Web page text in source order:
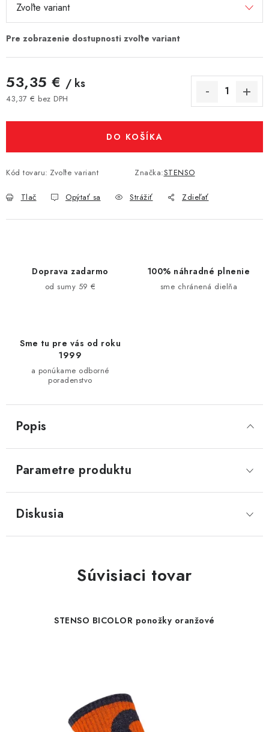
53,35 € / ks
43,37 € bez DPH
DO KOŠÍKA
Kód tovaru: Zvoľte variant Značka:STENSO
Tlač Opýtať sa Strážiť Zdieľať
Doprava zadarmo
od sumy 59 €
100% náhradné plnenie
sme chránená dielňa
Sme tu pre vás od roku
1999
a ponúkame odborné
poradenstvo
Popis
Parametre produktu
Diskusia
Súvisiaci tovar
STENSO BICOLOR ponožky oranžové